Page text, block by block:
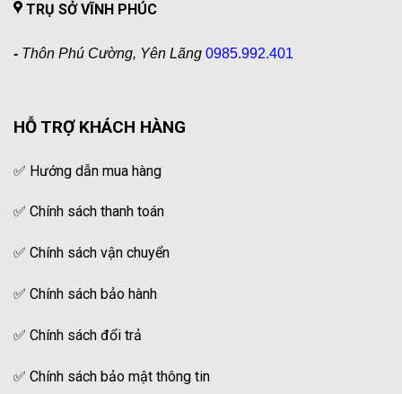
TRỤ SỞ VĨNH PHÚC
- Thôn Phú Cường, Yên Lãng 0985.992.401
HỖ TRỢ KHÁCH HÀNG
✅ Hướng dẫn mua hàng
✅ Chính sách thanh toán
✅ Chính sách vận chuyển
✅ Chính sách bảo hành
✅ Chính sách đổi trả
✅ Chính sách bảo mật thông tin